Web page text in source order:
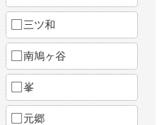
三ツ和
南鳩ヶ谷
峯
元郷